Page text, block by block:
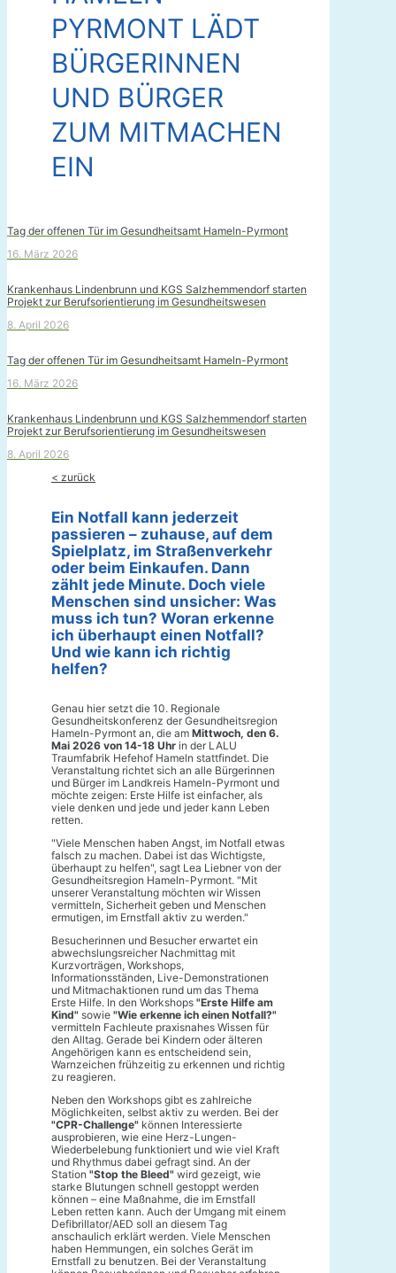
PYRMONT LÄDT
BÜRGERINNEN
UND BÜRGER
ZUM MITMACHEN
EIN
Tag der offenen Tür im Gesundheitsamt Hameln-Pyrmont
16. März 2026
Krankenhaus Lindenbrunn und KGS Salzhemmendorf starten
Projekt zur Berufsorientierung im Gesundheitswesen
8. April 2026
Tag der offenen Tür im Gesundheitsamt Hameln-Pyrmont
16. März 2026
Krankenhaus Lindenbrunn und KGS Salzhemmendorf starten
Projekt zur Berufsorientierung im Gesundheitswesen
8. April 2026
< zurück
Ein Notfall kann jederzeit
passieren – zuhause, auf dem
Spielplatz, im Straßenverkehr
oder beim Einkaufen. Dann
zählt jede Minute. Doch viele
Menschen sind unsicher: Was
muss ich tun? Woran erkenne
ich überhaupt einen Notfall?
Und wie kann ich richtig
helfen?
Genau hier setzt die 10. Regionale
Gesundheitskonferenz der Gesundheitsregion
Hameln-Pyrmont an, die am Mittwoch, den 6.
Mai 2026 von 14-18 Uhr in der LALU
Traumfabrik Hefehof Hameln stattfindet. Die
Veranstaltung richtet sich an alle Bürgerinnen
und Bürger im Landkreis Hameln-Pyrmont und
möchte zeigen: Erste Hilfe ist einfacher, als
viele denken und jede und jeder kann Leben
retten.
"Viele Menschen haben Angst, im Notfall etwas
falsch zu machen. Dabei ist das Wichtigste,
überhaupt zu helfen", sagt Lea Liebner von der
Gesundheitsregion Hameln-Pyrmont. "Mit
unserer Veranstaltung möchten wir Wissen
vermitteln, Sicherheit geben und Menschen
ermutigen, im Ernstfall aktiv zu werden."
Besucherinnen und Besucher erwartet ein
abwechslungsreicher Nachmittag mit
Kurzvorträgen, Workshops,
Informationsständen, Live-Demonstrationen
und Mitmachaktionen rund um das Thema
Erste Hilfe. In den Workshops "Erste Hilfe am
Kind" sowie "Wie erkenne ich einen Notfall?"
vermitteln Fachleute praxisnahes Wissen für
den Alltag. Gerade bei Kindern oder älteren
Angehörigen kann es entscheidend sein,
Warnzeichen frühzeitig zu erkennen und richtig
zu reagieren.
Neben den Workshops gibt es zahlreiche
Möglichkeiten, selbst aktiv zu werden. Bei der
"CPR-Challenge" können Interessierte
ausprobieren, wie eine Herz-Lungen-
Wiederbelebung funktioniert und wie viel Kraft
und Rhythmus dabei gefragt sind. An der
Station "Stop the Bleed" wird gezeigt, wie
starke Blutungen schnell gestoppt werden
können – eine Maßnahme, die im Ernstfall
Leben retten kann. Auch der Umgang mit einem
Defibrillator/AED soll an diesem Tag
anschaulich erklärt werden. Viele Menschen
haben Hemmungen, ein solches Gerät im
Ernstfall zu benutzen. Bei der Veranstaltung